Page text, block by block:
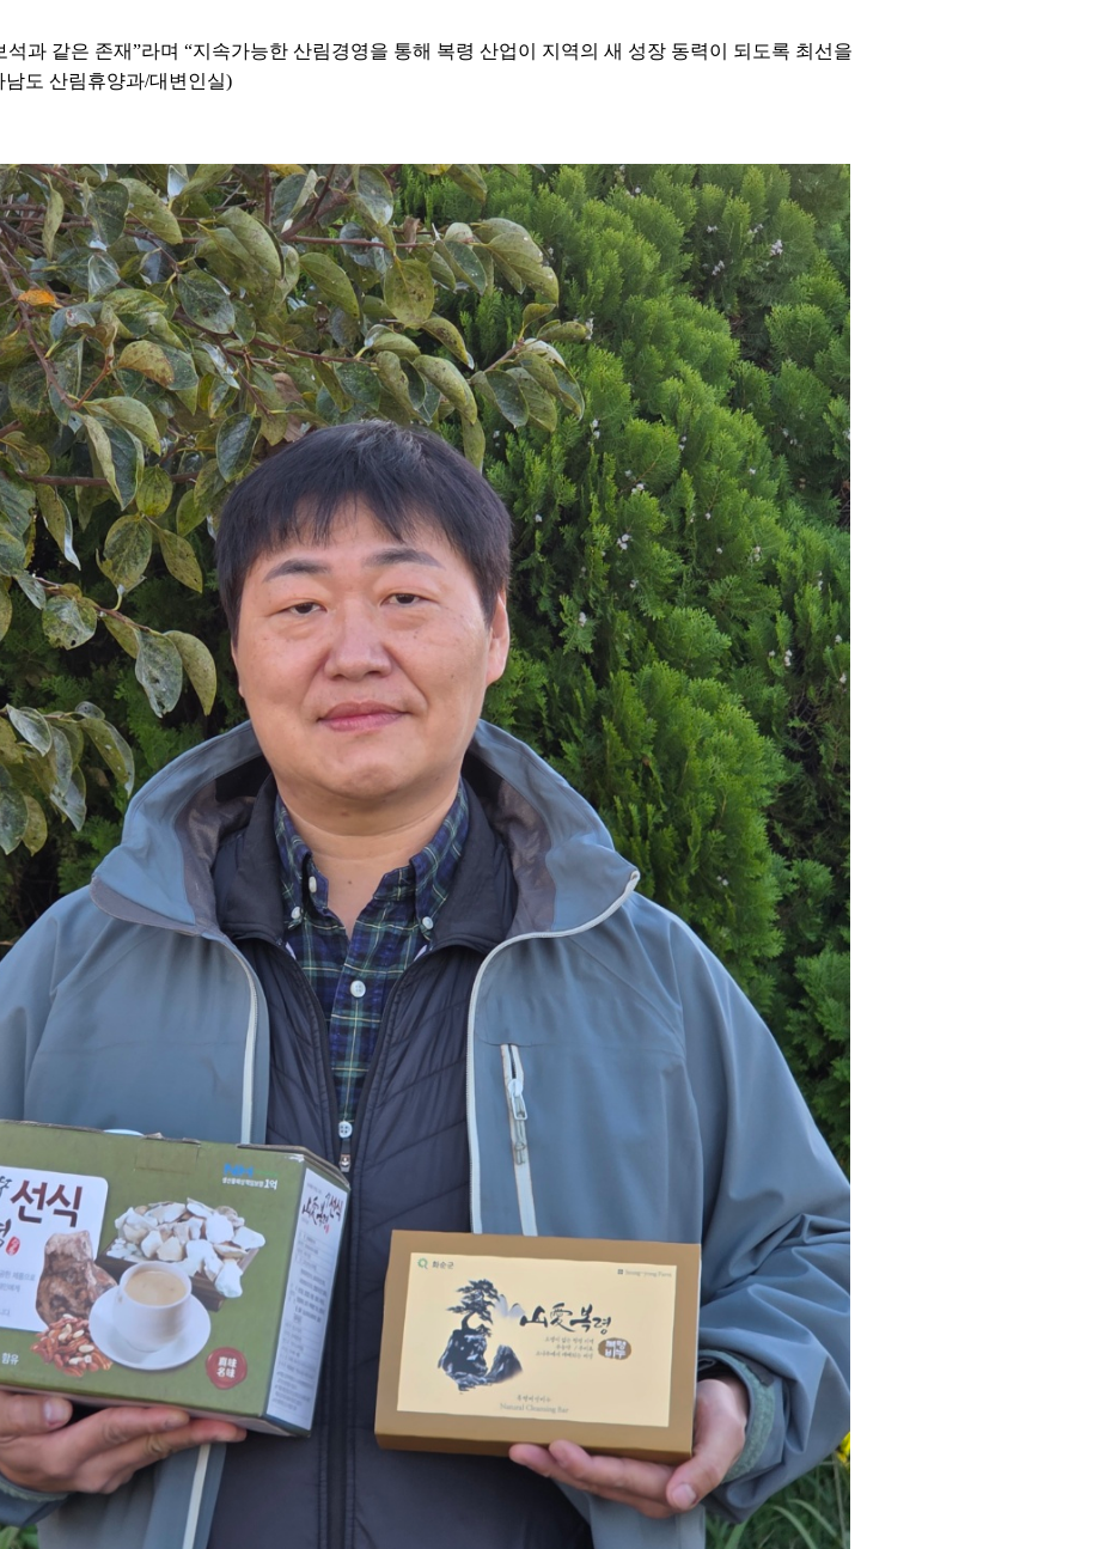
과 같은 존재”라며 “지속가능한 산림경영을 통해 복령 산업이 지역의 새 성장 동력이 되도록 최선을
도 산림휴양과/대변인실)